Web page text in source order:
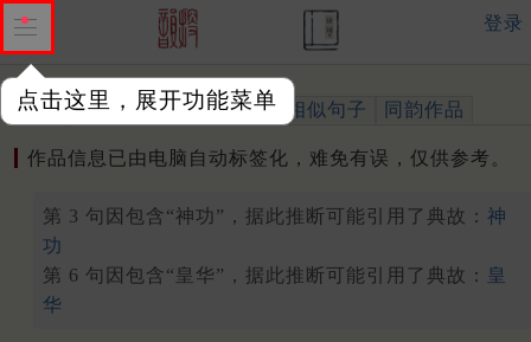
点击这里，展开功能菜单
登录
作品 标注四声 出处、引用 相似句子 同韵作品
作品信息已由电脑自动标签化，难免有误，仅供参考。
第 3 句因包含“神功”，据此推断可能引用了典故： 神
功
第 6 句因包含“皇华”，据此推断可能引用了典故： 皇
华